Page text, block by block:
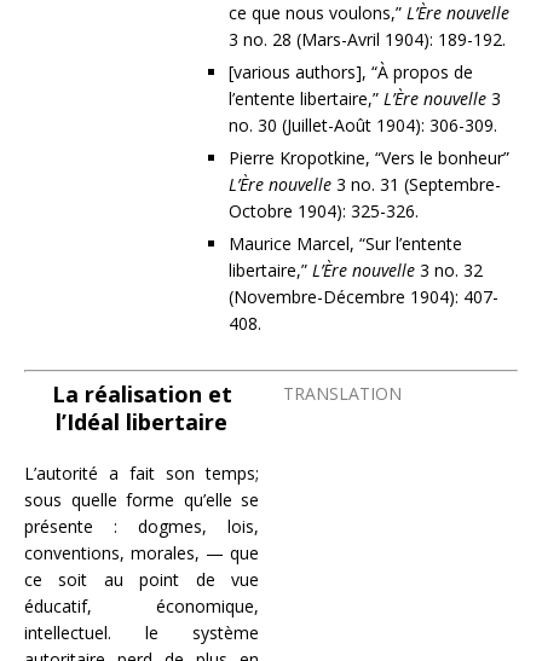
ce que nous voulons,” L’Ère nouvelle
3 no. 28 (Mars-Avril 1904): 189-192.
[various authors], “À propos de
l’entente libertaire,” L’Ère nouvelle3
no. 30 (Juillet-Août 1904): 306-309.
Pierre Kropotkine, “Vers le bonheur”
L’Ère nouvelle3 no. 31 (Septembre-
Octobre 1904): 325-326.
Maurice Marcel, “Sur l’entente
libertaire,” L’Ère nouvelle3 no. 32
(Novembre-Décembre 1904): 407-
408.
La réalisation et
l’Idéal libertaire
L’autorité a fait son temps;
sous quelle forme qu’elle se
présente : dogmes, lois,
conventions, morales, — que
ce soit au point de vue
éducatif, économique,
intellectuel. le système
TRANSLATION